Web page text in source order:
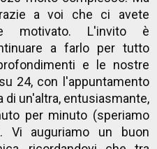
a voi che ci avete
motivato. L'invito è
a farlo per tutto
e le nostre
24, con l'appuntamento
di un'altra, entusiasmante,
per minuto (speriamo
Vi auguriamo un buon